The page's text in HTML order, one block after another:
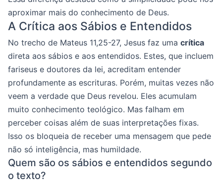
aproximar mais do conhecimento de Deus.
A Crítica aos Sábios e Entendidos
No trecho de Mateus 11,25-27, Jesus faz uma crítica
direta aos sábios e aos entendidos. Estes, que incluem
fariseus e doutores da lei, acreditam entender
profundamente as escrituras. Porém, muitas vezes não
veem a verdade que Deus revelou. Eles acumulam
muito conhecimento teológico. Mas falham em
perceber coisas além de suas interpretações fixas.
Isso os bloqueia de receber uma mensagem que pede
não só inteligência, mas humildade.
Quem são os sábios e entendidos segundo
o texto?